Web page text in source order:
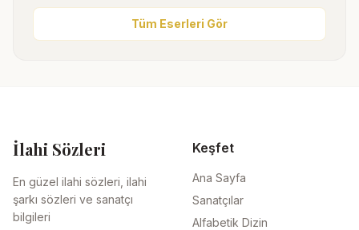
Tüm Eserleri Gör
İlahi Sözleri
En güzel ilahi sözleri, ilahi
şarkı sözleri ve sanatçı
bilgileri
Keşfet
Ana Sayfa
Sanatçılar
Alfabetik Dizin